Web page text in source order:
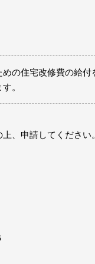
住宅改修費の給付
。
、申請してください。